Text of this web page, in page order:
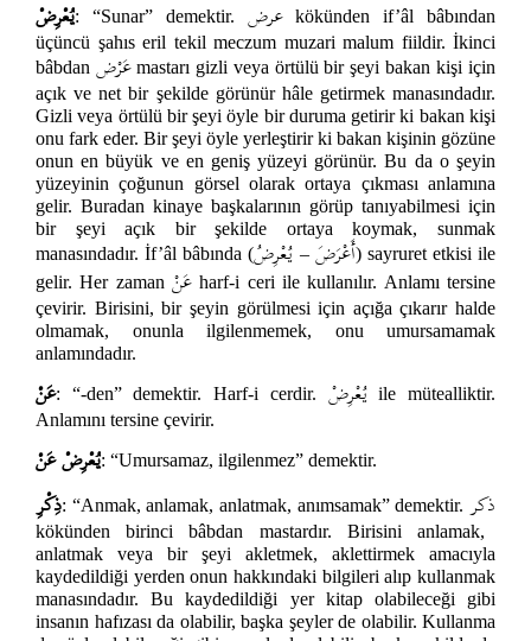
يُعْرِضْ: “Sunar” demektir. عرضkökünden if’âl bâbından
üçüncü şahıs eril tekil meczum muzari malum fiildir. İkinci
bâbdan عَرْض mastarı gizli veya örtülü bir şeyi bakan kişi için
açık ve net bir şekilde görünür hâle getirmek manasındadır.
Gizli veya örtülü bir şeyi öyle bir duruma getirir ki bakan kişi
onu fark eder. Bir şeyi öyle yerleştirir ki bakan kişinin gözüne
onun en büyük ve en geniş yüzeyi görünür. Bu da o şeyin
yüzeyinin çoğunun görsel olarak ortaya çıkması anlamına
gelir. Buradan kinaye başkalarının görüp tanıyabilmesi için
bir şeyi açık bir şekilde ortaya koymak, sunmak
manasındadır. İf’âl bâbında (
أَعْرَضَ – يُعْرِضُ
) sayruret etkisi ile
gelir. Her zaman عَنْ harf-i ceri ile kullanılır. Anlamı tersine
çevirir. Birisini, bir şeyin görülmesi için açığa çıkarır halde
olmamak, onunla ilgilenmemek, onu umursamamak
anlamındadır.
عَنْ: “-den” demektir. Harf-i cerdir. يُعْرِضْile mütealliktir.
Anlamını tersine çevirir.
يُعْرِضْ عَنْ: “Umursamaz, ilgilenmez” demektir.
ذِكْرِ: “Anmak, anlamak, anlatmak, anımsamak” demektir. ذكر
kökünden birinci bâbdan mastardır. Birisini anlamak,
anlatmak veya bir şeyi akletmek, aklettirmek amacıyla
kaydedildiği yerden onun hakkındaki bilgileri alıp kullanmak
manasındadır. Bu kaydedildiği yer kitap olabileceği gibi
insanın hafızası da olabilir, başka şeyler de olabilir. Kullanma